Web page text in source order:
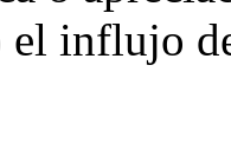
influjo